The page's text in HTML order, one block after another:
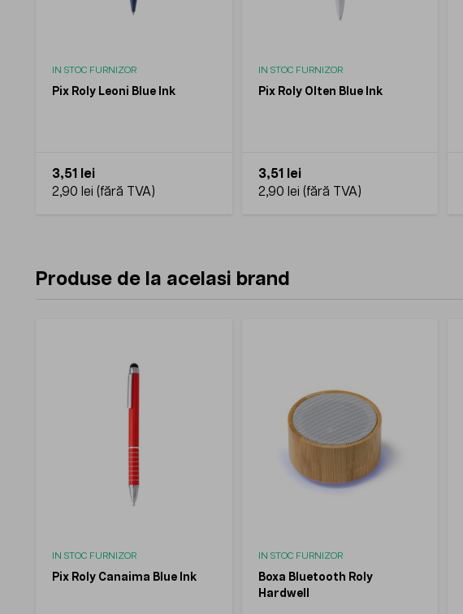
IN STOC FURNIZOR
Pix Roly Leoni Blue Ink
3,51 lei
2,90 lei
IN STOC FURNIZOR
Pix Roly Olten Blue Ink
3,51 lei
2,90 lei
Produse de la acelasi brand
IN STOC FURNIZOR
Pix Roly Canaima Blue Ink
IN STOC FURNIZOR
Boxa Bluetooth Roly
Hardwell